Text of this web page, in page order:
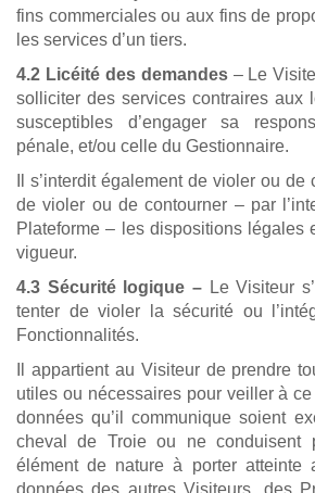
fins commerciales ou aux fins de
les services d’un tiers.
4.2 Licéité des demandes– Le
solliciter des services contraires aux
susceptibles d’engager sa
pénale, et/ou celle du Gestionnaire.
Il s’interdit également de violer ou de
de violer ou de contourner – par
Plateforme – les dispositions légales
vigueur.
4.3 Sécurité logique – Le Visiteur
tenter de violer la sécurité ou
Fonctionnalités.
Il appartient au Visiteur de prendre
utiles ou nécessaires pour veiller à
données qu’il communique soient
cheval de Troie ou ne conduisent
élément de nature à porter atteinte
données des autres Visiteurs, des